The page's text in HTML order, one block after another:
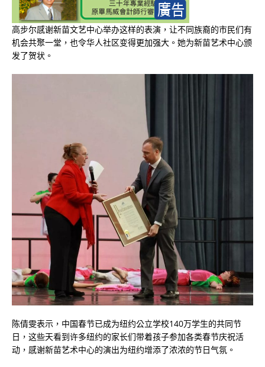
高步尔感谢新苗文艺中心举办这样的表演，让不同族裔的市民们有
机会共聚一堂，也令华人社区变得更加强大。她为新苗艺术中心颁
发了贺状。
陈倩雯表示，中国春节已成为纽约公立学校140万学生的共同节
日，这些天看到许多纽约的家长们带着孩子参加各类春节庆祝活
动，感谢新苗艺术中心的演出为纽约增添了浓浓的节日气氛。